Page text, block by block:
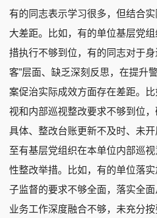
有的同志表示学习很多，但结合
大差距。比如，有的单位基层党
措执行不够到位，有的同志对于
客”层面、缺乏深刻反思，在提升
案促治实际成效方面存在差距。
视和内部巡视整改要求不够到位
具体、整改台账更新不及时、未
至有基层党组织在本单位内部巡
性整改举措。比如，有的单位落实
子监督的要求不够全面，落实全
业务工作深度融合不够，未充分